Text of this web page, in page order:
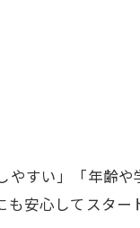
すい」「年齢
安心してスター